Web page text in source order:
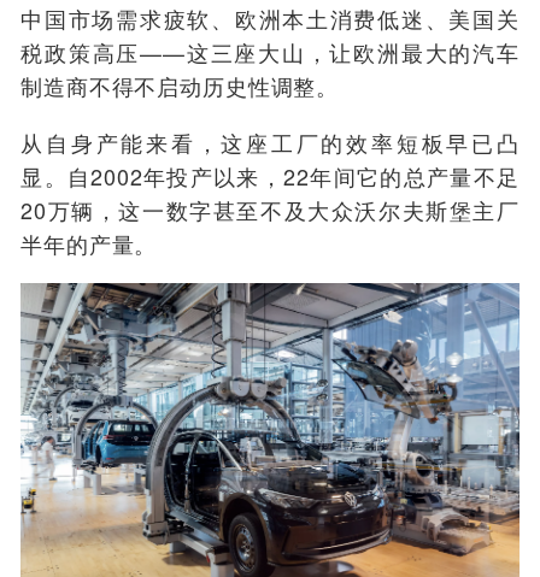
中国市场需求疲软、欧洲本土消费低迷、美国关
税政策高压——这三座大山，让欧洲最大的汽车
制造商不得不启动历史性调整。
从自身产能来看，这座工厂的效率短板早已凸
显。自2002年投产以来，22年间它的总产量不足
20万辆，这一数字甚至不及大众沃尔夫斯堡主厂
半年的产量。